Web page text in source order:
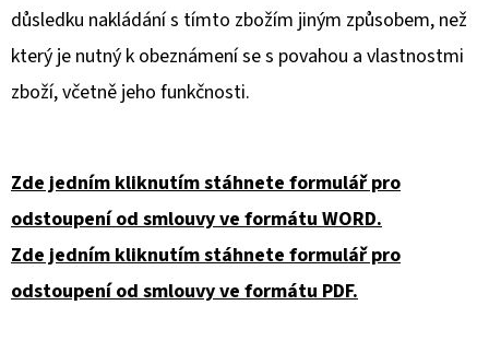
důsledku nakládání s tímto zbožím jiným způsobem, než
který je nutný k obeznámení se s povahou a vlastnostmi
zboží, včetně jeho funkčnosti.
Zde jedním kliknutím stáhnete formulář pro
odstoupení od smlouvy ve formátu WORD.
Zde jedním kliknutím stáhnete formulář pro
odstoupení od smlouvy ve formátu PDF.